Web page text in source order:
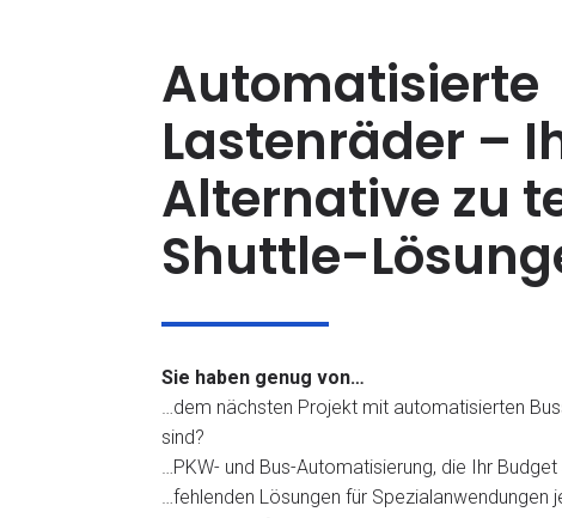
Automatisierte
Lastenräder –
Alternative zu
Shuttle-
Sie haben genug von…
…dem nächsten Projekt mit automatisierten
sind?
…PKW- und Bus-Automatisierung, die Ihr
…fehlenden Lösungen für Spezialanwendungen